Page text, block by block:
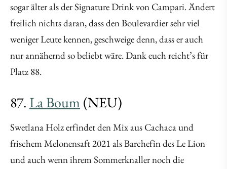
sogar älter als der Signature Drink von Campari. Ändert
freilich nichts daran, dass den Boulevardier sehr viel
weniger Leute kennen, geschweige denn, dass er auch
nur annähernd so beliebt wäre. Dank euch reicht’s für
Platz 88.
87. La Boum (NEU)
Swetlana Holz erfindet den Mix aus Cachaca und
frischem Melonensaft 2021 als Barchefin des Le Lion
und auch wenn ihrem Sommerknaller noch die